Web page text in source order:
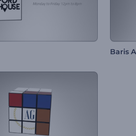
Baris